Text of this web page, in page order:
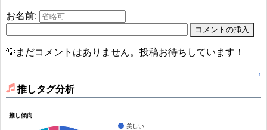
お名前:
💡まだコメントはありません。投稿お待ちしています！
↑
推しタグ分析
推し傾向
美しい